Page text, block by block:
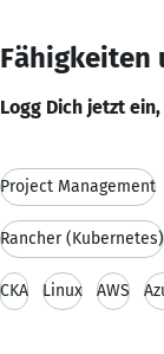
Fähigkeiten
Logg Dich jetzt
Project Management
Rancher (Kubernetes)
CKA Linux AWS